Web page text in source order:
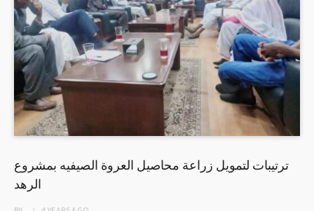
ترتيبات لتمويل زراعة محاصيل العروة الصيفيه بمشروع
الرهد